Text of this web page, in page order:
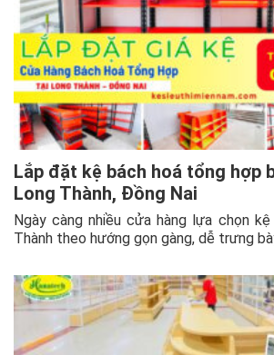
Lắp đặt kệ bách hoá tổng hợp
Long Thành, Đồng Nai
Ngày càng nhiều cửa hàng lựa chọn
Thành theo hướng gọn gàng, dễ trưng